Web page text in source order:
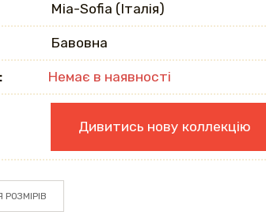
Mia-Sofia (Італія)
Бавовна
Немає в наявності
Дивитись нову коллекцію